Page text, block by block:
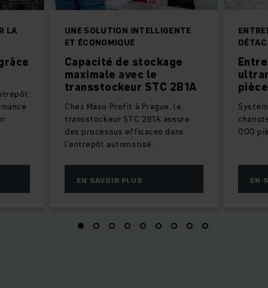
UNE SOLUTION INTELLIGENTE
ET ÉCONOMIQUE
Capacité de stockage
maximale avec le
transstockeur STC 2B1A
Chez Maso Profit à Prague, le
transstockeur STC 2B1A assure
des processus efficaces dans
l'entrepôt automatisé.
EN SAVOIR PLUS
000
EN
LA